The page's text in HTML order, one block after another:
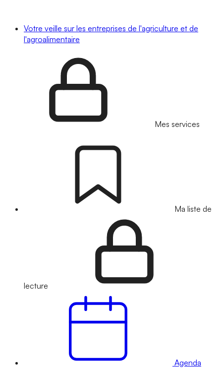
Votre veille sur les entreprises de l'agriculture et de
l'agroalimentaire
Mes services
Ma liste de
lecture
Agenda